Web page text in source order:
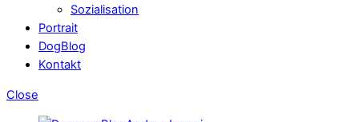
Sozialisation
Portrait
DogBlog
Kontakt
Close